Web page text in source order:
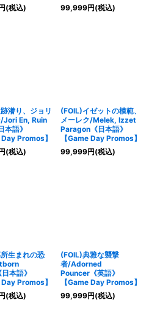
(税込)
99,999円(税込)
潜り、ジョリ
Jori En, Ruin
本語》
Day Promos】
(税込)
(FOIL)イゼットの模範、
メーレク/Melek, Izzet
Paragon《日本語》
【Game Day Promos】
99,999円(税込)
生まれの恐
本語》
Day Promos】
(税込)
(FOIL)典雅な襲撃
者/Adorned
Pouncer《英語》
【Game Day Promos】
99,999円(税込)